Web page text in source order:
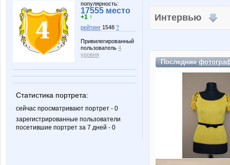
популярность:
17555 место
+1 ↑
рейтинг 1548 ?
Привилегированный
пользователь 4
уровня
Статистика портрета:
сейчас просматривают портрет - 0
зарегистрированные пользователи
посетившие портрет за 7 дней - 0
Интервью
Последние